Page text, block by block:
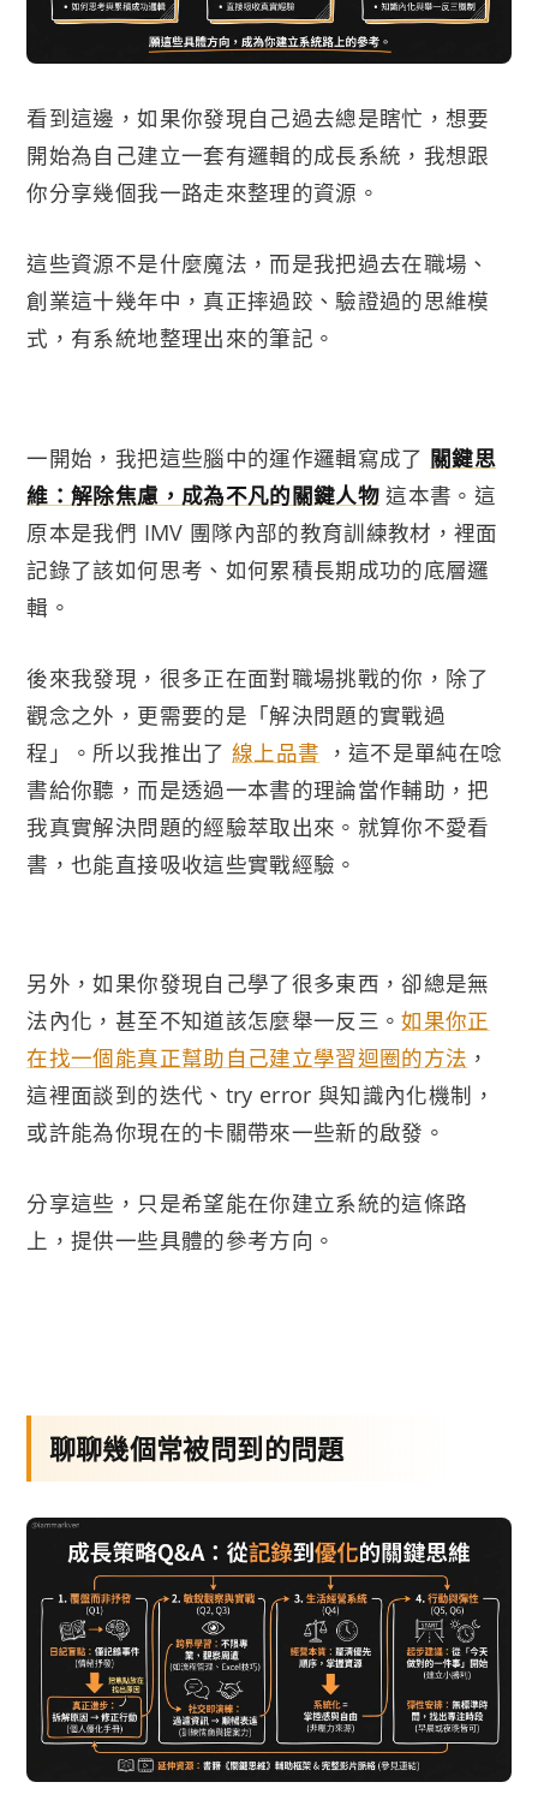
看到這邊，如果你發現自己過去總是瞎忙，想要
開始為自己建立一套有邏輯的成長系統，我想跟
你分享幾個我一路走來整理的資源。
這些資源不是什麼魔法，而是我把過去在職場、
創業這十幾年中，真正摔過跤、驗證過的思維模
式，有系統地整理出來的筆記。
一開始，我把這些腦中的運作邏輯寫成了 關鍵思
維：解除焦慮，成為不凡的關鍵人物 這本書。這
原本是我們 IMV 團隊內部的教育訓練教材，裡面
記錄了該如何思考、如何累積長期成功的底層邏
輯。
後來我發現，很多正在面對職場挑戰的你，除了
觀念之外，更需要的是「解決問題的實戰過
程」。所以我推出了 線上品書 ，這不是單純在唸
書給你聽，而是透過一本書的理論當作輔助，把
我真實解決問題的經驗萃取出來。就算你不愛看
書，也能直接吸收這些實戰經驗。
另外，如果你發現自己學了很多東西，卻總是無
法內化，甚至不知道該怎麼舉一反三。如果你正
在找一個能真正幫助自己建立學習迴圈的方法 ，
這裡面談到的迭代、try error 與知識內化機制，
或許能為你現在的卡關帶來一些新的啟發。
分享這些，只是希望能在你建立系統的這條路
上，提供一些具體的參考方向。
聊聊幾個常被問到的問題